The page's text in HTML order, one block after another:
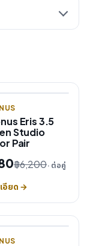
Eris 3.5
Studio
Pair
฿6,200· ต่อคู่
อียด →